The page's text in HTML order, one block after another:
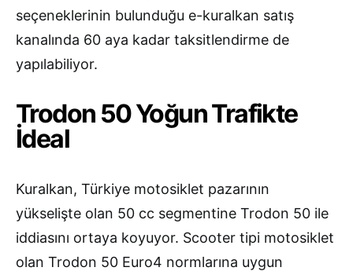
seçeneklerinin bulunduğu e-kuralkan satış
kanalında 60 aya kadar taksitlendirme de
yapılabiliyor.
Trodon 50 Yoğun Trafikte
İdeal
Kuralkan, Türkiye motosiklet pazarının
yükselişte olan 50 cc segmentine Trodon 50 ile
iddiasını ortaya koyuyor. Scooter tipi motosiklet
olan Trodon 50 Euro4 normlarına uygun